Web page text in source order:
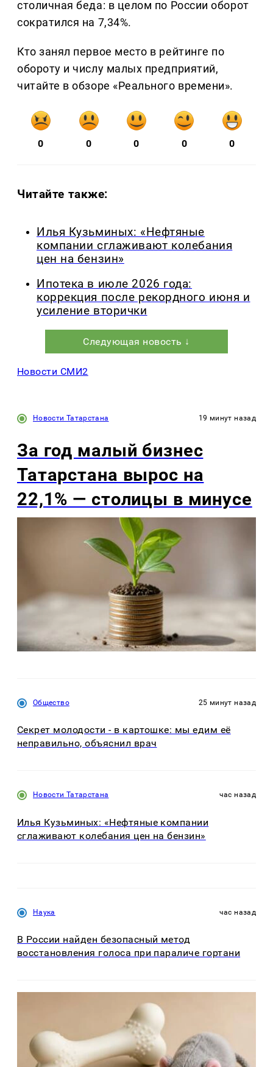
столичная беда: в целом по России оборот
сократился на 7,34%.
Кто занял первое место в рейтинге по
обороту и числу малых предприятий,
читайте в обзоре «Реального времени».
0 0 0 0 0
Читайте также:
Илья Кузьминых: «Нефтяные
компании сглаживают колебания
цен на бензин»
Ипотека в июле 2026 года:
коррекция после рекордного июня и
усиление вторички
Следующая новость ↓
Новости СМИ2
Новости Татарстана 19 минут назад
За год малый бизнес
Татарстана вырос на
22,1% — столицы в минусе
Общество 25 минут назад
Секрет молодости - в картошке: мы едим её
неправильно, объяснил врач
Новости Татарстана час назад
Илья Кузьминых: «Нефтяные компании
сглаживают колебания цен на бензин»
Наука час назад
В России найден безопасный метод
восстановления голоса при параличе гортани